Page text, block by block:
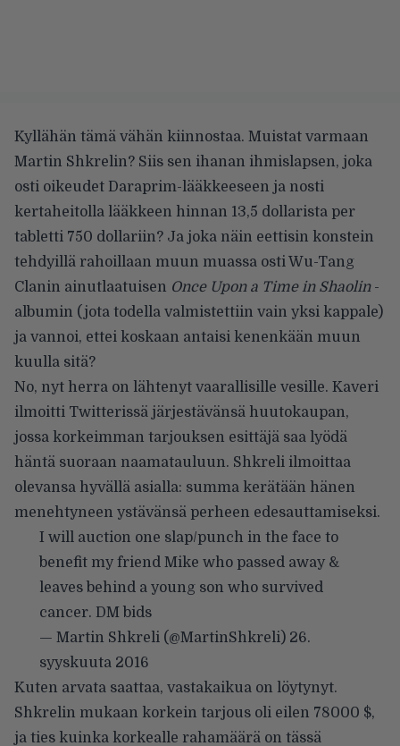
Kyllähän tämä vähän kiinnostaa. Muistat varmaan
Martin Shkrelin? Siis sen ihanan ihmislapsen, joka
osti oikeudet Daraprim-lääkkeeseen ja nosti
kertaheitolla lääkkeen hinnan 13,5 dollarista per
tabletti 750 dollariin? Ja joka näin eettisin konstein
tehdyillä rahoillaan muun muassa osti Wu-Tang
Clanin ainutlaatuisen Once Upon a Time in Shaolin-
albumin (jota todella valmistettiin vain yksi kappale)
ja vannoi, ettei koskaan antaisi kenenkään muun
kuulla sitä?
No, nyt herra on lähtenyt vaarallisille vesille. Kaveri
ilmoitti Twitterissä järjestävänsä huutokaupan,
jossa korkeimman tarjouksen esittäjä saa lyödä
häntä suoraan naamatauluun. Shkreli ilmoittaa
olevansa hyvällä asialla: summa kerätään hänen
menehtyneen ystävänsä perheen edesauttamiseksi.
I will auction one slap/punch in the face to
benefit my friend Mike who passed away &
leaves behind a young son who survived
cancer. DM bids
— Martin Shkreli (@MartinShkreli) 26.
syyskuuta 2016
Kuten arvata saattaa, vastakaikua on löytynyt.
Shkrelin mukaan korkein tarjous oli eilen 78000 $,
ja ties kuinka korkealle rahamäärä on tässä